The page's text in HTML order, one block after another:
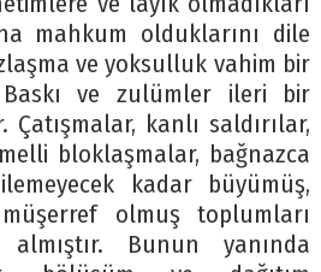
mahkum olduklarını dile
ve yoksulluk vahim bir
Baskı ve zulümler ileri bir
Çatışmalar, kanlı saldırılar,
bloklaşmalar, bağnazca
kadar büyümüş,
olmuş toplumları
Bunun yanında